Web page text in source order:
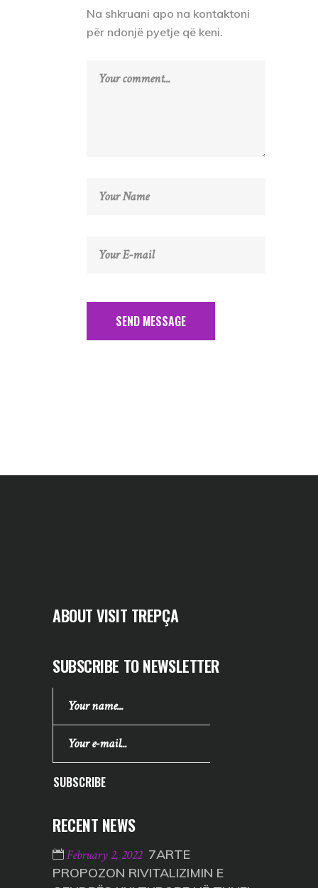
Na shkruani apo na kontaktoni
për ndonjë pyetje që keni.
SEND MESSAGE
ABOUT VISIT TREPÇA
SUBSCRIBE TO NEWSLETTER
SUBSCRIBE
RECENT NEWS
February 2, 2022 7ARTE
PROPOZON RIVITALIZIMIN E